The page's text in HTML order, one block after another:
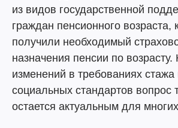
из видов государственной
граждан пенсионного возраста,
получили необходимый
назначения пенсии по
изменений в требованиях
социальных стандартов вопрос
остается актуальным для